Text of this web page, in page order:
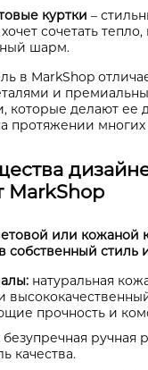
куртки –
хочет сочетать
шарм.
в MarkShop
и
которые делают ее
протяжении многих
MarkShop
или кожаной
собственный стиль
натуральная
прочность и
безупречная ручная
качества.